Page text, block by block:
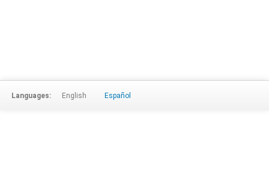
Languages: English Español